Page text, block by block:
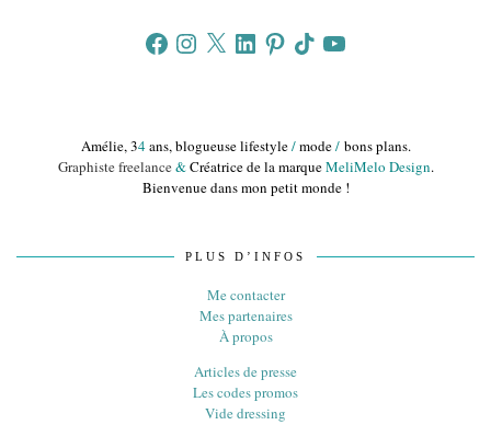
FacebookInstagram
X LinkedInPinterestTikTokYouTube
Amélie, 34ans, blogueuse lifestyle/mode/bons plans.
Graphiste freelance&Créatrice de la marqueMeliMelo Design.
Bienvenue dans mon petit monde !
PLUS D’INFOS
Me contacter
Mes partenaires
À propos
Articles de presse
Les codes promos
Vide dressing